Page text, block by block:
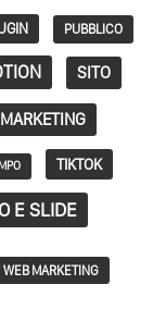
PUBBLICO
SITO
TIKTOK
E SLIDE
WEB MARKETING